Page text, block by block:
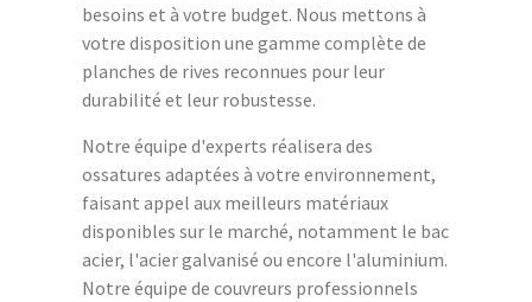
besoins et à votre budget. Nous mettons à
votre disposition une gamme complète de
planches de rives reconnues pour leur
durabilité et leur robustesse.
Notre équipe d'experts réalisera des
ossatures adaptées à votre environnement,
faisant appel aux meilleurs matériaux
disponibles sur le marché, notamment le bac
acier, l'acier galvanisé ou encore l'aluminium.
Notre équipe de couvreurs professionnels